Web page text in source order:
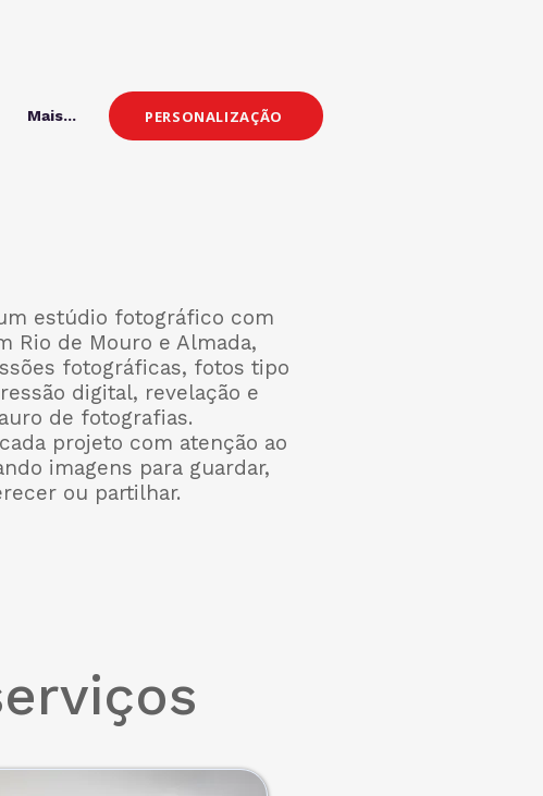
Mais... PERSONALIZAÇÃO
estúdio fotográfico com
Rio de Mouro e Almada,
fotográficas, fotos tipo
digital, revelação e
de fotografias.
projeto com atenção ao
imagens para guardar,
ou partilhar.